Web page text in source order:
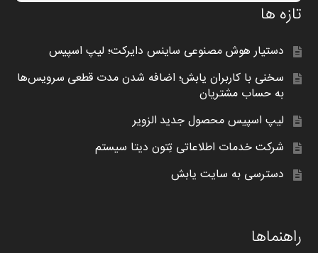
تازه ها
دستیار هوش مصنوعی ساینس دایرکت؛ لیپ اسپیس
سخنی با کاربران یابش؛ اضافه شدن مدت قطعی سرویس‌ها
به حساب مشتریان
لیپ اسپیس محصول جدید الزویر
شرکت خدمات اطلاعاتی تِتون دیتا سیستم
دسترسی به سایت یابش
راهنماها